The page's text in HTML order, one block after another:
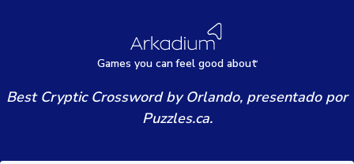
Games you canfeel good about
Best Cryptic Crossword by Orlando, presentado por
Puzzles.ca.